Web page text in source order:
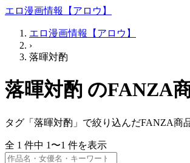
エロ漫画情報【アロウ】
エロ漫画情報【アロウ】
›
落暉対酌
落暉対酌 のFANZA
タグ「落暉対酌」で絞り込んだFANZA商
全 1 件中 1〜1 件を表示